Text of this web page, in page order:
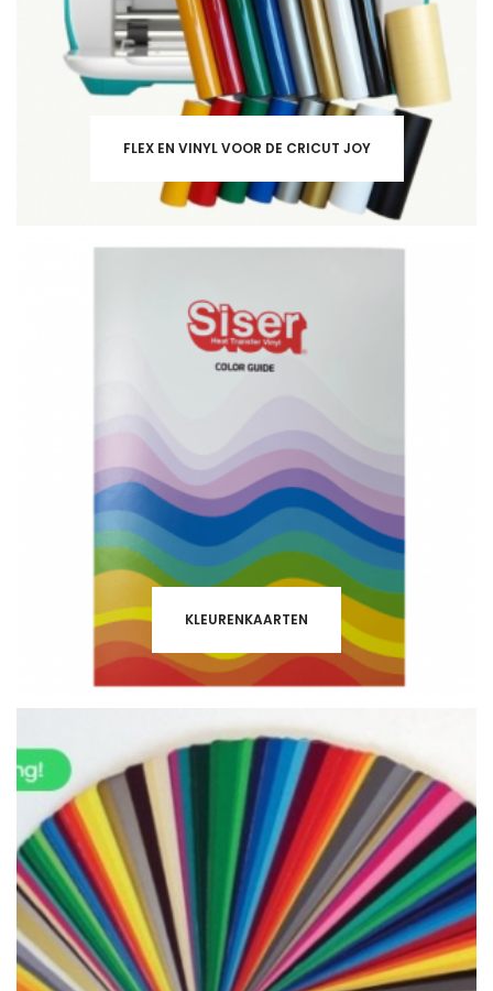
FLEX EN VINYL VOOR DE CRICUT JOY
KLEURENKAARTEN